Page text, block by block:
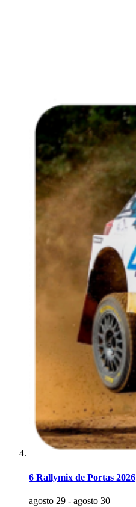
6 Rallymix de Portas 2026
agosto 29 - agosto 30